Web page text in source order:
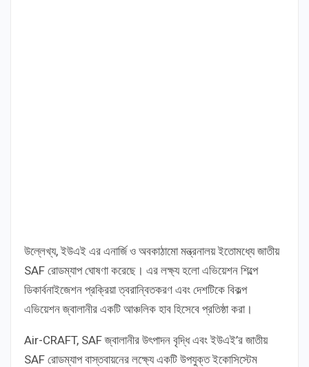
উল্লেখ্য, ইউএই এর এনার্জি ও অবকাঠামো মন্ত্রনালয় ইতোমধ্যে জাতীয়
SAF রোডম্যাপ ঘোষণা করেছে। এর লক্ষ্য হলো এভিয়েশন শিল্পে
ডিকার্বনাইজেশন প্রক্রিয়া ত্বরান্বিতকরণ এবং দেশটিকে বিকল্প
এভিয়েশন জ্বালানীর একটি আঞ্চলিক হাব হিসেবে প্রতিষ্ঠা করা।
Air-CRAFT, SAF জ্বালানীর উৎপাদন বৃদ্ধি এবং ইউএই’র জাতীয়
SAF রোডম্যাপ বাস্তবায়নের লক্ষ্যে একটি উপযুক্ত ইকোসিস্টেম